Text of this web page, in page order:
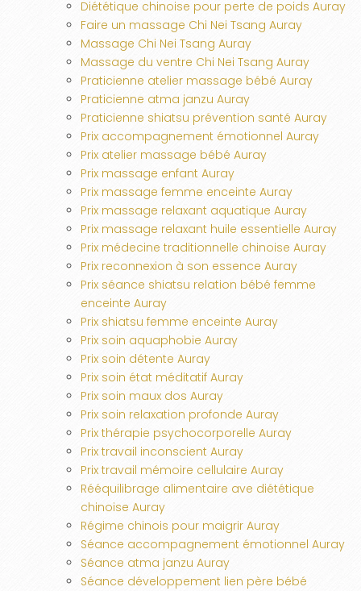
Diététique chinoise pour perte de poids Auray
Faire un massage Chi Nei Tsang Auray
Massage Chi Nei Tsang Auray
Massage du ventre Chi Nei Tsang Auray
Praticienne atelier massage bébé Auray
Praticienne atma janzu Auray
Praticienne shiatsu prévention santé Auray
Prix accompagnement émotionnel Auray
Prix atelier massage bébé Auray
Prix massage enfant Auray
Prix massage femme enceinte Auray
Prix massage relaxant aquatique Auray
Prix massage relaxant huile essentielle Auray
Prix médecine traditionnelle chinoise Auray
Prix reconnexion à son essence Auray
Prix séance shiatsu relation bébé femme
enceinte Auray
Prix shiatsu femme enceinte Auray
Prix soin aquaphobie Auray
Prix soin détente Auray
Prix soin état méditatif Auray
Prix soin maux dos Auray
Prix soin relaxation profonde Auray
Prix thérapie psychocorporelle Auray
Prix travail inconscient Auray
Prix travail mémoire cellulaire Auray
Rééquilibrage alimentaire ave diététique
chinoise Auray
Régime chinois pour maigrir Auray
Séance accompagnement émotionnel Auray
Séance atma janzu Auray
Séance développement lien père bébé